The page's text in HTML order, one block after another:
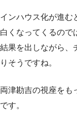
インハウス化が進む
白くなってくるので
結果を出しながら、
りそうですね。
両津勘吉の視座をも
です。